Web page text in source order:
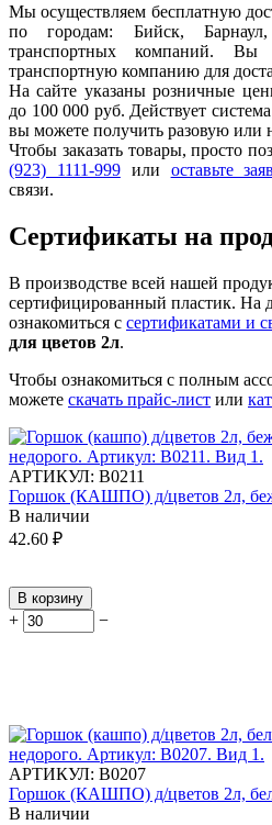
Мы осуществляем бесплатную
по городам: Бийск,
транспортных компаний.
транспортную компанию для
На сайте указаны розничные
до 100 000 руб. Действует
вы можете получить разовую или
Чтобы заказать товары, просто
(923) 1111-999или оставьте
связи.
Сертификаты на
В производстве всей нашей
сертифицированный пластик. На
ознакомиться с сертификатами и
для цветов 2л.
Чтобы ознакомиться с полным
можете скачать прайс-лист или
АРТИКУЛ: В0211
Горшок (КАШПО) д/цветов 2л,
В наличии
42.60 ₽
В корзину
+ −
АРТИКУЛ: В0207
Горшок (КАШПО) д/цветов 2л,
В наличии